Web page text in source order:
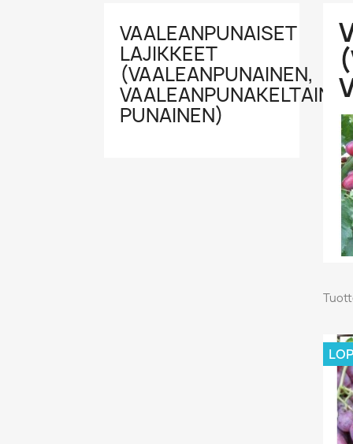
VAALEANPUNAISET
LAJIKKEET
(VAALEANPUNAINEN,
PUNAINEN)